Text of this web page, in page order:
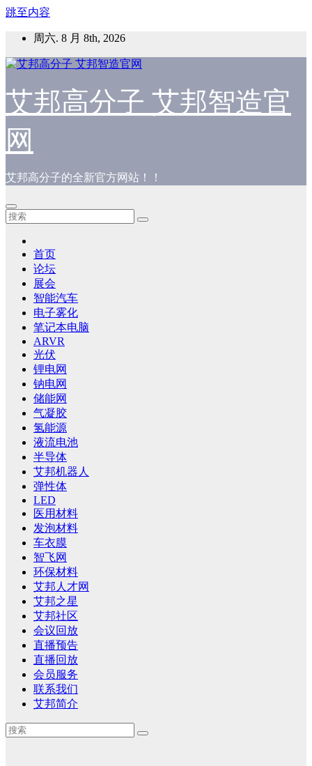
跳至内容
周六. 8 月 8th, 2026
艾邦高分子 艾邦智造官
网
艾邦高分子的全新官方网站！！
首页
论坛
展会
智能汽车
电子雾化
笔记本电脑
ARVR
光伏
锂电网
钠电网
储能网
气凝胶
氢能源
液流电池
半导体
艾邦机器人
弹性体
LED
医用材料
发泡材料
车衣膜
智飞网
环保材料
艾邦人才网
艾邦之星
艾邦社区
会议回放
直播预告
直播回放
会员服务
联系我们
艾邦简介